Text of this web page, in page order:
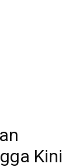
Kini